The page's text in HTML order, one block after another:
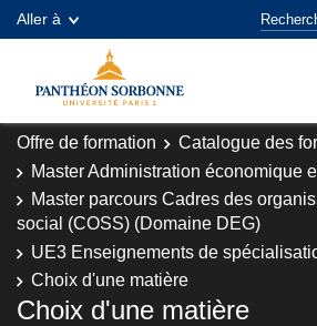
Aller à
Offre de formation Catalogue des
Master Administration économique
Master parcours Cadres des
social (COSS) (Domaine DEG)
UE3 Enseignements de
Choix d'une matière
Choix d'une matière